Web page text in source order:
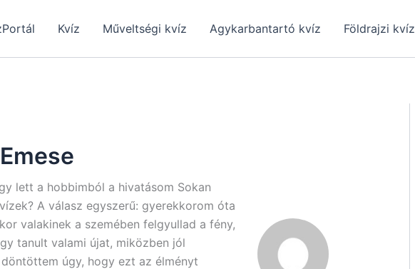
Kvíz Műveltségi kvíz Agykarbantartó kvíz Földrajzi kvíz
lett a hobbimból a hivatásom Sokan
A válasz egyszerű: gyerekkorom óta
valakinek a szemében felgyullad a fény,
tanult valami újat, miközben jól
úgy, hogy ezt az élményt